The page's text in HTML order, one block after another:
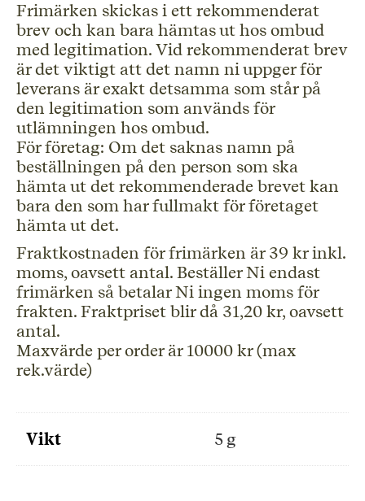
Frimärken skickas i ett rekommenderat
brev och kan bara hämtas ut hos ombud
med legitimation. Vid rekommenderat brev
är det viktigt att det namn ni uppger för
leverans är exakt detsamma som står på
den legitimation som används för
utlämningen hos ombud.
För företag: Om det saknas namn på
beställningen på den person som ska
hämta ut det rekommenderade brevet kan
bara den som har fullmakt för företaget
hämta ut det.
Fraktkostnaden för frimärken är 39 kr inkl.
moms, oavsett antal. Beställer Ni endast
frimärken så betalar Ni ingen moms för
frakten. Fraktpriset blir då 31,20 kr, oavsett
antal.
Maxvärde per order är 10000 kr (max
rek.värde)
Vikt 5 g